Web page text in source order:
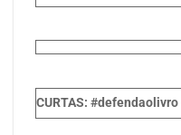
CURTAS: #defendaolivro